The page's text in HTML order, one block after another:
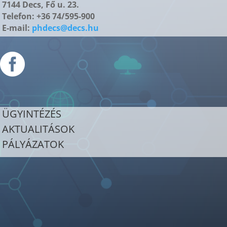
7144 Decs, Fő u. 23.
Telefon: +36 74/595-900
E-mail: phdecs@decs.hu

ÜGYINTÉZÉS
AKTUALITÁSOK
PÁLYÁZATOK